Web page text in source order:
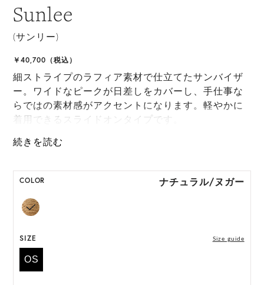
Sunlee
(サンリー)
￥40,700（税込）
細ストライプのラフィア素材で仕立てたサンバイザ
ー。ワイドなピークが日差しをカバーし、手仕事な
らではの素材感がアクセントになります。軽やかに
着用できるスライドオンタイプです。
ONE SIZE展開の商品:ONE SIZE 57.5cm
には個体差がございます。
COLOR ナチュラル/ヌガー
SIZE Size guide
OS